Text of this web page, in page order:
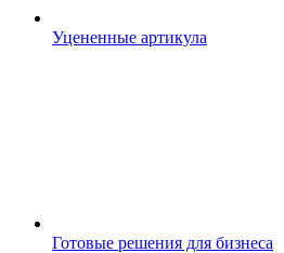
Уцененные артикула
Готовые решения для бизнеса